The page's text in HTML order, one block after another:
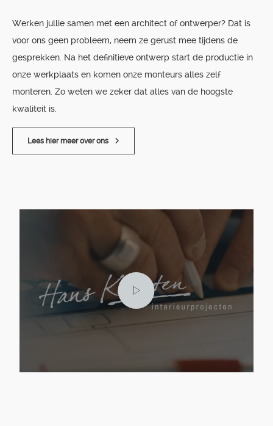
Werken jullie samen met een architect of ontwerper? Dat is
voor ons geen probleem, neem ze gerust mee tijdens de
gesprekken. Na het definitieve ontwerp start de productie in
onze werkplaats en komen onze monteurs alles zelf
monteren. Zo weten we zeker dat alles van de hoogste
kwaliteit is.
Lees hier meer over ons